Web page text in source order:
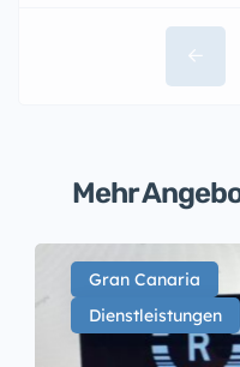
Mehr
Gran Canaria
Dienstleistungen